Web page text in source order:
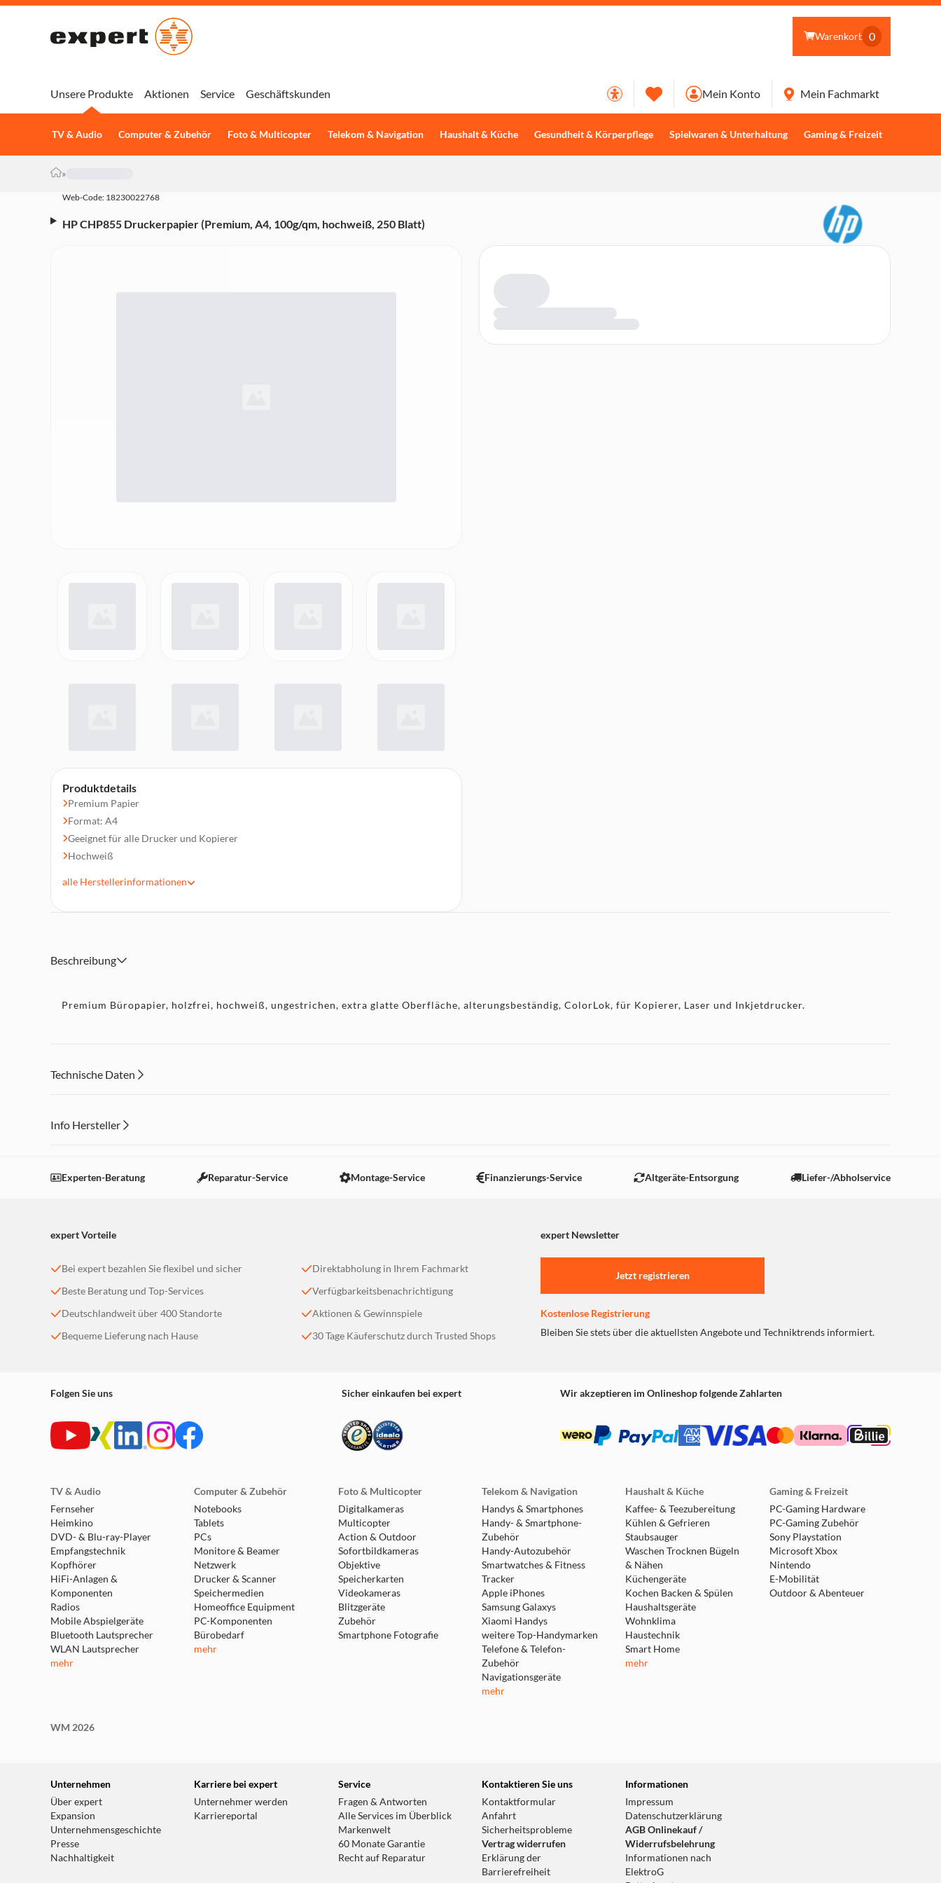
Warenkorb 0
Unsere Produkte
TV & Audio Computer & Zubehör Foto & Multicopter Telekom & Navigation Haushalt & Küche Gesundheit & Körperpflege Spielwaren & Unterhaltung Gaming & Freizeit
Aktionen Service Geschäftskunden Mein Konto Mein Fachmarkt
»
Web-Code: 18230022768
HP CHP855 Druckerpapier (Premium, A4, 100g/qm, hochweiß, 250 Blatt)
Produktdetails
Premium Papier
Format: A4
Geeignet für alle Drucker und Kopierer
Hochweiß
alle Herstellerinformationen
Beschreibung
Premium Büropapier, holzfrei, hochweiß, ungestrichen, extra glatte Oberfläche, alterungsbeständig, ColorLok, für Kopierer, Laser und Inkjetdrucker.
Technische Daten
Info Hersteller
Einstellungen anpassen
Experten-Beratung Reparatur-Service Montage-Service Finanzierungs-Service Altgeräte-Entsorgung Liefer-/Abholservice
expert Vorteile expert Newsletter
Bei expert bezahlen Sie flexibel und sicher
Beste Beratung und Top-Services
Deutschlandweit über 400 Standorte
Bequeme Lieferung nach Hause
Direktabholung in Ihrem Fachmarkt
Verfügbarkeitsbenachrichtigung
Aktionen & Gewinnspiele
30 Tage Käuferschutz durch Trusted Shops
Jetzt registrieren
Kostenlose Registrierung
Bleiben Sie stets über die aktuellsten Angebote und Techniktrends informiert.
Folgen Sie uns Sicher einkaufen bei expert Wir akzeptieren im Onlineshop folgende Zahlarten
TV & Audio
Fernseher
Heimkino
DVD- & Blu-ray-Player
Empfangstechnik
Kopfhörer
HiFi-Anlagen &
Komponenten
Radios
Mobile Abspielgeräte
Bluetooth Lautsprecher
WLAN Lautsprecher
mehr
Computer & Zubehör
Notebooks
Tablets
PCs
Monitore & Beamer
Netzwerk
Drucker & Scanner
Speichermedien
Homeoffice Equipment
PC-Komponenten
Bürobedarf
mehr
Foto & Multicopter
Digitalkameras
Multicopter
Action & Outdoor
Sofortbildkameras
Objektive
Speicherkarten
Videokameras
Blitzgeräte
Zubehör
Smartphone Fotografie
Telekom & Navigation
Handys & Smartphones
Handy- & Smartphone-
Zubehör
Handy-Autozubehör
Smartwatches & Fitness
Tracker
Apple iPhones
Samsung Galaxys
Xiaomi Handys
weitere Top-Handymarken
Telefone & Telefon-
Zubehör
Navigationsgeräte
mehr
Haushalt & Küche
Kaffee- & Teezubereitung
Kühlen & Gefrieren
Staubsauger
Waschen Trocknen Bügeln
& Nähen
Küchengeräte
Kochen Backen & Spülen
Haushaltsgeräte
Wohnklima
Haustechnik
Smart Home
mehr
Gaming & Freizeit
PC-Gaming Hardware
PC-Gaming Zubehör
Sony Playstation
Microsoft Xbox
Nintendo
E-Mobilität
Outdoor & Abenteuer
WM 2026
Unternehmen
Über expert
Expansion
Unternehmensgeschichte
Presse
Nachhaltigkeit
Karriere bei expert
Unternehmer werden
Karriereportal
Service
Fragen & Antworten
Alle Services im Überblick
Markenwelt
60 Monate Garantie
Recht auf Reparatur
Kontaktieren Sie uns
Kontaktformular
Anfahrt
Sicherheitsprobleme
Vertrag widerrufen
Erklärung der
Barrierefreiheit
Informationen
Impressum
Datenschutzerklärung
AGB Onlinekauf /
Widerrufsbelehrung
Informationen nach
ElektroG